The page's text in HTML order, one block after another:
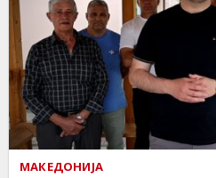
МАКЕДОНИЈА